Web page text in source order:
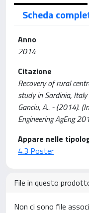
Scheda
Anno
2014
Citazione
Recovery of rural
study in Sardinia, Italy
Ganciu, A.. - (2014).
Engineering AgEng
Appare nelle
4.3 Poster
File in questo
Non ci sono file